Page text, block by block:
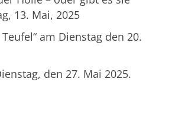
13. Mai, 2025
am Dienstag den 20.
den 27. Mai 2025.